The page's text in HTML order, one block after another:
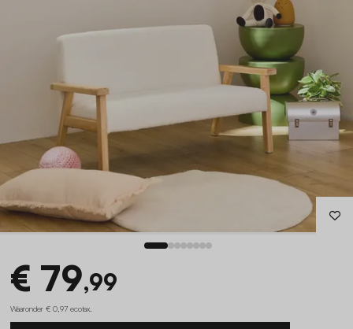
€ 79,99
Waaronder € 0,97 ecotax